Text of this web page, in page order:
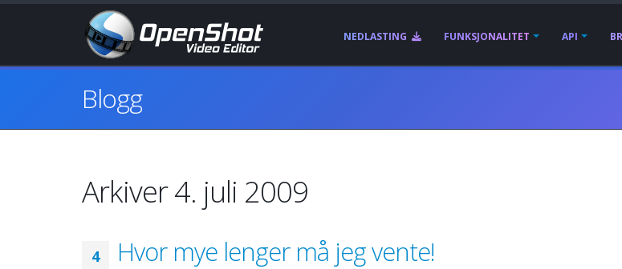
NEDLASTING FUNKSJONALITET API
Blogg
Arkiver 4. juli 2009
4 Hvor mye lenger må jeg vente!